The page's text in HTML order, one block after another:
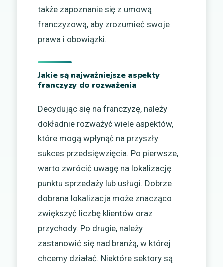
także zapoznanie się z umową
franczyzową, aby zrozumieć swoje
prawa i obowiązki.
Jakie są najważniejsze aspekty
franczyzy do rozważenia
Decydując się na franczyzę, należy
dokładnie rozważyć wiele aspektów,
które mogą wpłynąć na przyszły
sukces przedsięwzięcia. Po pierwsze,
warto zwrócić uwagę na lokalizację
punktu sprzedaży lub usługi. Dobrze
dobrana lokalizacja może znacząco
zwiększyć liczbę klientów oraz
przychody. Po drugie, należy
zastanowić się nad branżą, w której
chcemy działać. Niektóre sektory są